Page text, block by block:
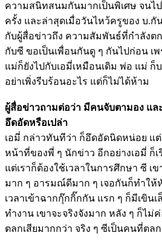
ความสนิทสนมกันมากเป็นพิเศษ จนไ
ครั้ง และล่าสุดเมื่อวันไหว้ครูของ บ.
กับผู้สื่อข่าวถึง ความสัมพันธ์ที่กำลังต
กับซี ขอเป็นเพื่อนกันดู ๆ กันไปก่อน เ
แม่ก็ยังไปกับเอมี่เหมือนเดิม พ่อ แม่ ก็
อย่าเพิ่งรีบร้อนอะไร แต่ก็ไม่ได้ห้าม
ผู้สื่อข่าวถามต่อว่า มีคนจับตามอง แล
อึดอัดหรือเปล่า
เอมี่ กล่าวทันทีว่า ก็อึดอัดนิดหน่อย แต่
หน้าที่ของพี่ ๆ นักข่าว อีกอย่างเอมี่ ก็
แต่เราก็ต้องใช้เวลาในการศึกษา ซี เ
มาก ๆ อารมณ์ดีมาก ๆ เจอกันก็ทำให้
เวลาเข้าฉากกุ๊กกิ๊กกัน แรก ๆ ก็มีเขิน
ทำงาน เขาจะจริงจังมาก หลัง ๆ ก็ไม่
ตลกเสียมากกว่า จริง ๆ ซีเป็นคนที่ตล